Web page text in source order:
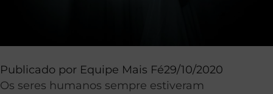
Publicado por Equipe Mais Fé29/10/2020
Os seres humanos sempre estiveram